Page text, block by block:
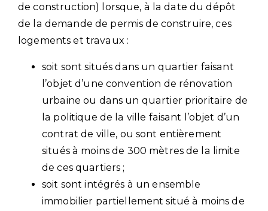
de construction) lorsque, à la date du dépôt
de la demande de permis de construire, ces
logements et travaux :
soit sont situés dans un quartier faisant
l’objet d’une convention de rénovation
urbaine ou dans un quartier prioritaire de
la politique de la ville faisant l’objet d’un
contrat de ville, ou sont entièrement
situés à moins de 300 mètres de la limite
de ces quartiers ;
soit sont intégrés à un ensemble
immobilier partiellement situé à moins de